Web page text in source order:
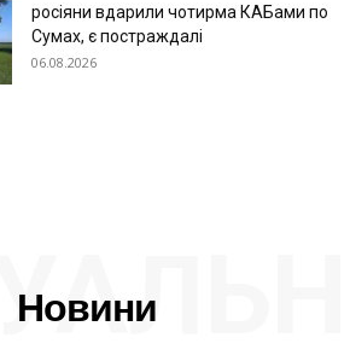
росіяни вдарили чотирма КАБами по
Сумах, є постраждалі
06.08.2026
Новини